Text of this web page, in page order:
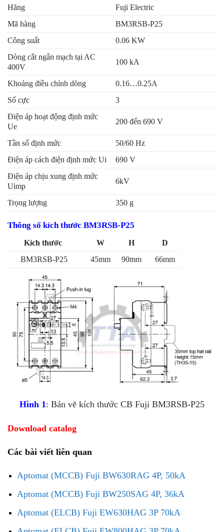
Hãng
Fuji Electric
Mã hàng
BM3RSB-P25
Công suất
0.06 KW
Dòng cắt ngắn mạch tại AC
400V
100 kA
Khoảng điều chỉnh dòng
0.16…0.25A
Số cực
3
Điện áp hoạt động định mức
Ue
200 đến 690 V
Tần số định mức
50/60 Hz
Điện áp cách điện định mức Ui
690 V
Điện áp chịu xung định mức
Uimp
6kV
Trọng lượng 350 g
Thông số kích thước BM3RSB-P25
Kích thước W H
D
BM3RSB-P25
45mm 90mm 66mm
Hình 1: Bản vẽ kích thước CB Fuji BM3RSB-P25
Download catalog
Các bài viết liên quan
Aptomat (MCCB) Fuji BW630RAG 4P, 50kA
Aptomat (MCCB) Fuji BW250SAG 4P, 36kA
Aptomat (ELCB) Fuji EW630HAG 3P 70kA